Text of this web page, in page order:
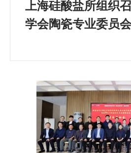
上海硅酸盐所组织
学会陶瓷专业委员